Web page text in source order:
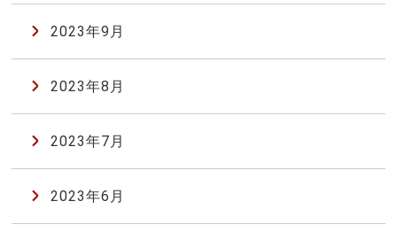
2023年9月
2023年8月
2023年7月
2023年6月